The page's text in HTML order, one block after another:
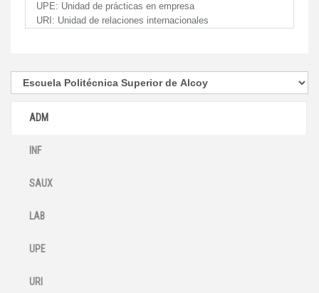
UPE: Unidad de prácticas en empresa
URI: Unidad de relaciones internacionales
ADM
INF
SAUX
LAB
UPE
URI